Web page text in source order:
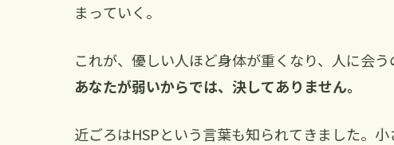
まっていく。
これが、優しい人ほど身体が重くなり、人に会う
あなたが弱いからでは、決してありません。
近ごろはHSPという言葉も知られてきました。